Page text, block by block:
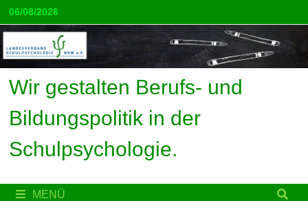
Zum
Inhalt
springen
06/08/2026
Wir gestalten Berufs- und
Bildungspolitik in der
Schulpsychologie.
MENÜ